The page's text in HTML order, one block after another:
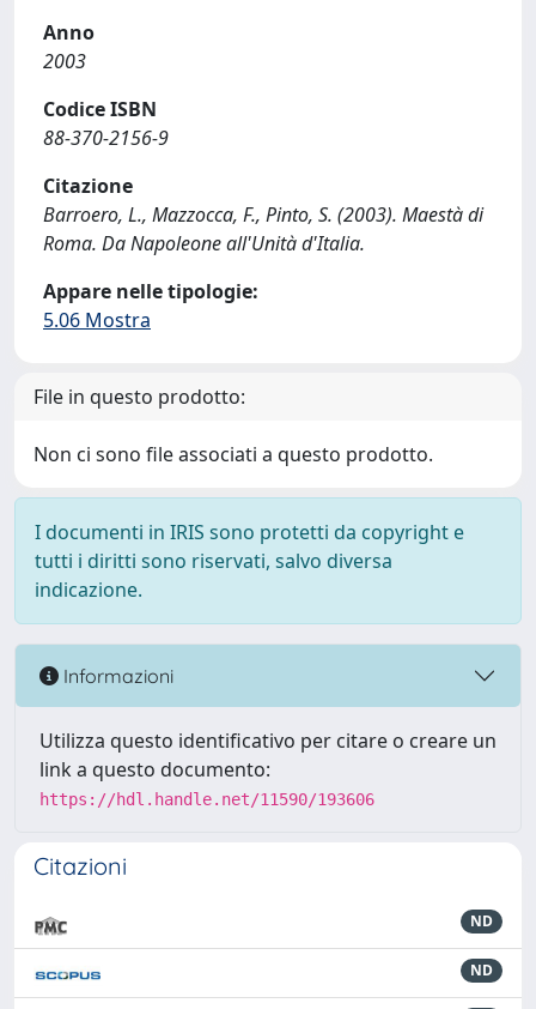
Anno
2003
Codice ISBN
88-370-2156-9
Citazione
Barroero, L., Mazzocca, F., Pinto, S. (2003). Maestà di
Roma. Da Napoleone all'Unità d'Italia.
Appare nelle tipologie:
5.06 Mostra
File in questo prodotto:
Non ci sono file associati a questo prodotto.
I documenti in IRIS sono protetti da copyright e
tutti i diritti sono riservati, salvo diversa
indicazione.
Informazioni
Utilizza questo identificativo per citare o creare un
link a questo documento:
https://hdl.handle.net/11590/193606
Citazioni
ND
ND